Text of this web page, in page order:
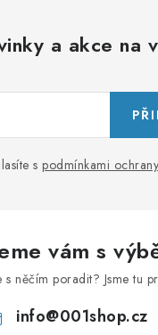
a akce na
s podmínkami
vám s
s něčím poradit? Jsme tu
info@001shop.cz